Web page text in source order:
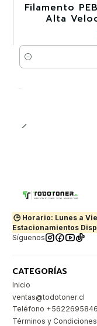
-30%
Filamento
Alta
Cantidad
🕒 Horario: Lunes a
Estacionamientos
Síguenos
CATEGORÍAS
Inicio
ventas@todotoner.cl
Teléfono
Términos y Condiciones